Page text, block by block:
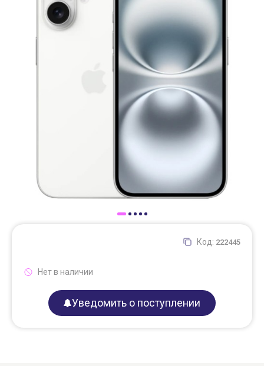
Контакты
Код: 222445
Нет в наличии
Уведомить о поступлении